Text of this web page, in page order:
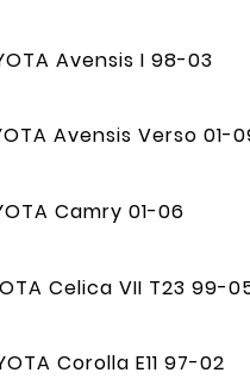
Avensis I 98-03
Avensis Verso 01-
Camry 01-06
Celica VII T23 99-
Corolla E11 97-02